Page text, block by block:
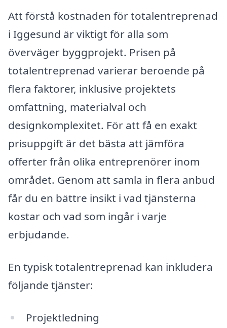
Att förstå kostnaden för totalentreprenad
i Iggesund är viktigt för alla som
överväger byggprojekt. Prisen på
totalentreprenad varierar beroende på
flera faktorer, inklusive projektets
omfattning, materialval och
designkomplexitet. För att få en exakt
prisuppgift är det bästa att jämföra
offerter från olika entreprenörer inom
området. Genom att samla in flera anbud
får du en bättre insikt i vad tjänsterna
kostar och vad som ingår i varje
erbjudande.
En typisk totalentreprenad kan inkludera
följande tjänster:
Projektledning